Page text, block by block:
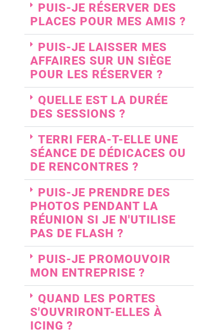
PUIS-JE RÉSERVER DES
PLACES POUR MES AMIS ?
PUIS-JE LAISSER MES
AFFAIRES SUR UN SIÈGE
POUR LES RÉSERVER ?
QUELLE EST LA DURÉE
DES SESSIONS ?
TERRI FERA-T-ELLE UNE
SÉANCE DE DÉDICACES OU
DE RENCONTRES ?
PUIS-JE PRENDRE DES
PHOTOS PENDANT LA
RÉUNION SI JE N'UTILISE
PAS DE FLASH ?
PUIS-JE PROMOUVOIR
MON ENTREPRISE ?
QUAND LES PORTES
S'OUVRIRONT-ELLES À
ICING ?